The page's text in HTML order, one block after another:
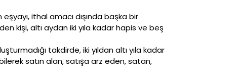
ithal amacı dışında başka bir
kişi, altı aydan iki yıla kadar hapis ve beş
takdirde, iki yıldan altı yıla kadar
satın alan, satışa arz eden, satan,